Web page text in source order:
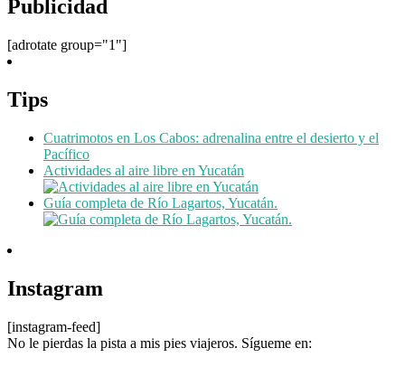
Publicidad
[adrotate group="1"]
Tips
Cuatrimotos en Los Cabos: adrenalina entre el desierto y el
Pacífico
Actividades al aire libre en Yucatán
Guía completa de Río Lagartos, Yucatán.
Instagram
[instagram-feed]
No le pierdas la pista a mis pies viajeros. Sígueme en: